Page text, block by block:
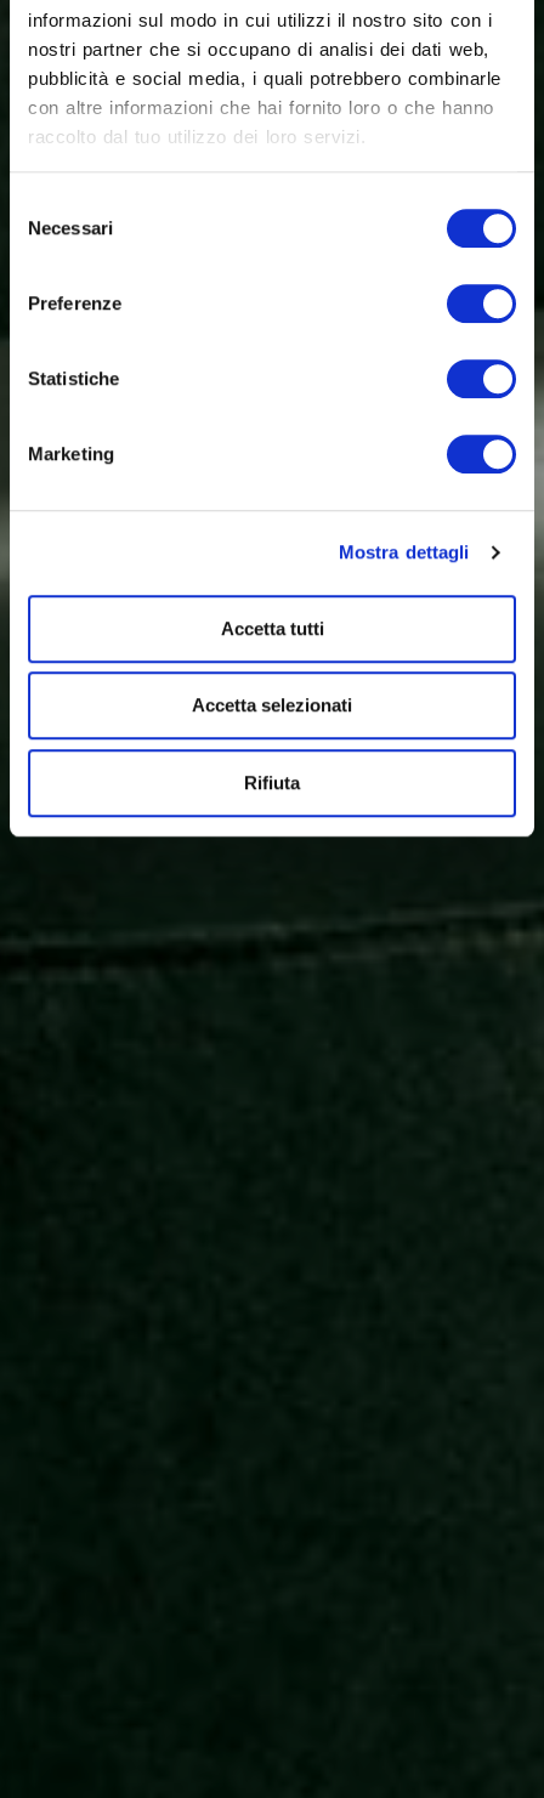
informazioni sul modo in cui utilizzi il nostro sito con i
nostri partner che si occupano di analisi dei dati web,
pubblicità e social media, i quali potrebbero combinarle
con altre informazioni che hai fornito loro o che hanno
raccolto dal tuo utilizzo dei loro servizi.
delNecessari
Preferenze
Statistiche
Marketing
Mostra dettagli
Accetta tutti
Accetta selezionati
Rifiuta